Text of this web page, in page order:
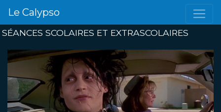
Le Calypso
SÉANCES SCOLAIRES ET EXTRASCOLAIRES